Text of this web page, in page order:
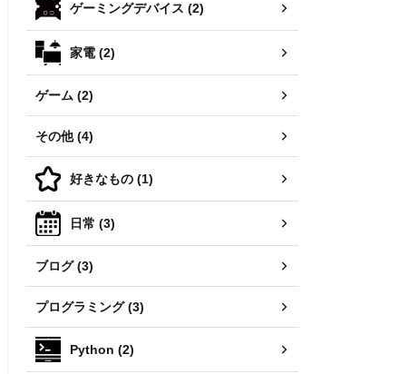
ゲーミングデバイス (2)
家電 (2)
ゲーム (2)
その他 (4)
好きなもの (1)
日常 (3)
ブログ (3)
プログラミング (3)
Python (2)